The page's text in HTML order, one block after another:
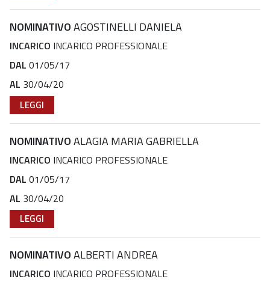
NOMINATIVOAGOSTINELLI DANIELA
INCARICO INCARICO PROFESSIONALE
DAL 01/05/17
AL 30/04/20
LEGGI
NOMINATIVOALAGIA MARIA GABRIELLA
INCARICO INCARICO PROFESSIONALE
DAL 01/05/17
AL 30/04/20
LEGGI
NOMINATIVOALBERTI ANDREA
INCARICO INCARICO PROFESSIONALE